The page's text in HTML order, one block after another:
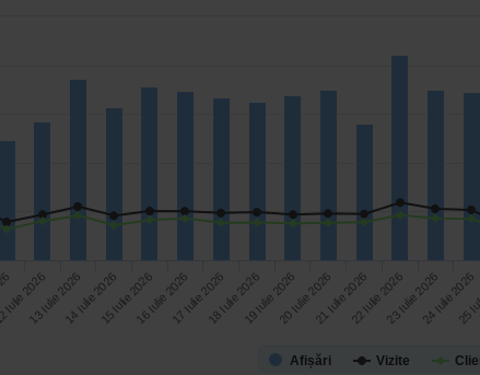
Afișări Vizite
2026
13 Iulie 202614 Iulie 202615 Iulie 202616 Iulie 202617 Iulie 202618 Iulie 202619 Iulie 202620 Iulie 202621 Iulie 202622 Iulie 202623 Iulie 202624 Iulie 2026
25